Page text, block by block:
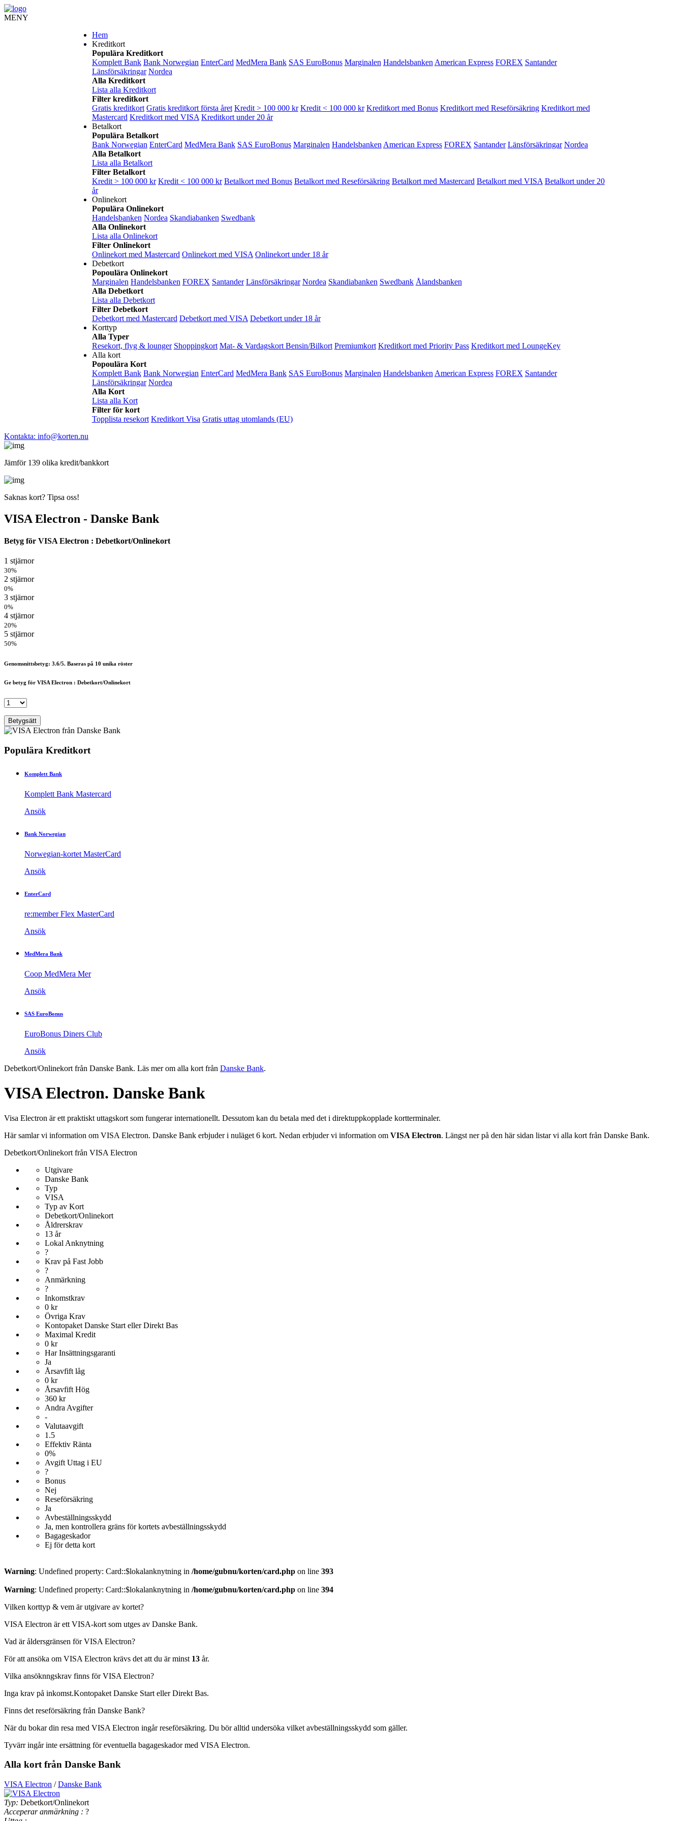
MENY
Hem
Kreditkort
Populära Kreditkort
Komplett Bank Bank Norwegian EnterCard MedMera Bank SAS EuroBonus Marginalen Handelsbanken American Express FOREX Santander
Länsförsäkringar Nordea
Alla Kreditkort
Lista alla Kreditkort
Filter kreditkort
Gratis kreditkort Gratis kreditkort första året Kredit > 100 000 kr Kredit < 100 000 kr Kreditkort med Bonus Kreditkort med Reseförsäkring Kreditkort med
Mastercard Kreditkort med VISA Kreditkort under 20 år
Betalkort
Populära Betalkort
Bank Norwegian EnterCard MedMera Bank SAS EuroBonus Marginalen Handelsbanken American Express FOREX Santander Länsförsäkringar Nordea
Alla Betalkort
Lista alla Betalkort
Filter Betalkort
Kredit > 100 000 kr Kredit < 100 000 kr Betalkort med Bonus Betalkort med Reseförsäkring Betalkort med Mastercard Betalkort med VISA Betalkort under 20
år
Onlinekort
Populära Onlinekort
Handelsbanken Nordea Skandiabanken Swedbank
Alla Onlinekort
Lista alla Onlinekort
Filter Onlinekort
Onlinekort med Mastercard Onlinekort med VISA Onlinekort under 18 år
Debetkort
Popoulära Onlinekort
Marginalen Handelsbanken FOREX Santander Länsförsäkringar Nordea Skandiabanken Swedbank Ålandsbanken
Alla Debetkort
Lista alla Debetkort
Filter Debetkort
Debetkort med Mastercard Debetkort med VISA Debetkort under 18 år
Korttyp
Alla Typer
Resekort, flyg & lounger Shoppingkort Mat- & Vardagskort Bensin/Bilkort Premiumkort Kreditkort med Priority Pass Kreditkort med LoungeKey
Alla kort
Popoulära Kort
Komplett Bank Bank Norwegian EnterCard MedMera Bank SAS EuroBonus Marginalen Handelsbanken American Express FOREX Santander
Länsförsäkringar Nordea
Alla Kort
Lista alla Kort
Filter för kort
Topplista resekort Kreditkort Visa Gratis uttag utomlands (EU)
Kontakta: info@korten.nu
Jämför 139 olika kredit/bankkort
Saknas kort? Tipsa oss!
VISA Electron - Danske Bank
Betyg för VISA Electron : Debetkort/Onlinekort
1 stjärnor
30%
2 stjärnor
0%
3 stjärnor
0%
4 stjärnor
20%
5 stjärnor
50%
Genomsnittsbetyg: 3.6/5. Baseras på 10 unika röster
Ge betyg för VISA Electron : Debetkort/Onlinekort
Populära Kreditkort
Komplett Bank
Komplett Bank Mastercard
Ansök
Bank Norwegian
Norwegian-kortet MasterCard
Ansök
EnterCard
re:member Flex MasterCard
Ansök
MedMera Bank
Coop MedMera Mer
Ansök
SAS EuroBonus
EuroBonus Diners Club
Ansök
Debetkort/Onlinekort från Danske Bank. Läs mer om alla kort från Danske Bank.
VISA Electron. Danske Bank
Visa Electron är ett praktiskt uttagskort som fungerar internationellt. Dessutom kan du betala med det i direktuppkopplade kortterminaler.
Här samlar vi information om VISA Electron. Danske Bank erbjuder i nuläget 6 kort. Nedan erbjuder vi information om VISA Electron. Längst ner på den här sidan listar vi alla kort från Danske Bank.
Debetkort/Onlinekort från VISA Electron
Utgivare
Danske Bank
Typ
VISA
Typ av Kort
Debetkort/Onlinekort
Åldrerskrav
13 år
Lokal Anknytning
?
Krav på Fast Jobb
?
Anmärkning
?
Inkomstkrav
0 kr
Övriga Krav
Kontopaket Danske Start eller Direkt Bas
Maximal Kredit
0 kr
Har Insättningsgaranti
Ja
Årsavfift låg
0 kr
Årsavfift Hög
360 kr
Andra Avgifter
-
Valutaavgift
1.5
Effektiv Ränta
0%
Avgift Uttag i EU
?
Bonus
Nej
Reseförsäkring
Ja
Avbeställningsskydd
Ja, men kontrollera gräns för kortets avbeställningsskydd
Bagageskador
Ej för detta kort
Warning: Undefined property: Card::$lokalanknytning in /home/gubnu/korten/card.php on line 393
Warning: Undefined property: Card::$lokalanknytning in /home/gubnu/korten/card.php on line 394
Vilken korttyp & vem är utgivare av kortet?
VISA Electron är ett VISA-kort som utges av Danske Bank.
Vad är åldersgränsen för VISA Electron?
För att ansöka om VISA Electron krävs det att du är minst 13 år.
Vilka ansöknngskrav finns för VISA Electron?
Inga krav på inkomst.Kontopaket Danske Start eller Direkt Bas.
Finns det reseförsäkring från Danske Bank?
När du bokar din resa med VISA Electron ingår reseförsäkring. Du bör alltid undersöka vilket avbeställningsskydd som gäller.
Tyvärr ingår inte ersättning för eventuella bagageskador med VISA Electron.
Alla kort från Danske Bank
VISA Electron /Danske Bank
Typ: Debetkort/Onlinekort
Acceperar anmärkning : ?